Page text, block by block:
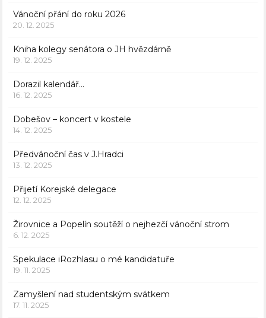
Vánoční přání do roku 2026
20. 12. 2025
Kniha kolegy senátora o JH hvězdárně
19. 12. 2025
Dorazil kalendář…
16. 12. 2025
Dobešov – koncert v kostele
14. 12. 2025
Předvánoční čas v J.Hradci
13. 12. 2025
Přijetí Korejské delegace
12. 12. 2025
Žirovnice a Popelín soutěží o nejhezčí vánoční strom
6. 12. 2025
Spekulace iRozhlasu o mé kandidatuře
19. 11. 2025
Zamyšlení nad studentským svátkem
17. 11. 2025